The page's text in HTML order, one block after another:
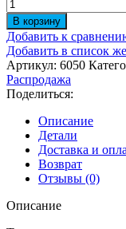
В корзину
Добавить к
Добавить в список
Артикул: 6050
Распродажа
Поделиться:
Описание
Детали
Доставка и
Возврат
Отзывы (0)
Описание